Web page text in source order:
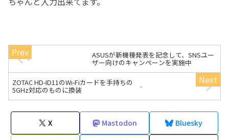
ASUSが新機種発表を記念して、SNSユー
ザー向けのキャンペーンを実施中
ZOTAC HD-ID11のWi-Fiカードを手持ちの
5GHz対応のものに換装
X Mastodon Bluesky